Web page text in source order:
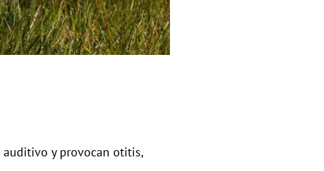
auditivo y provocan otitis,